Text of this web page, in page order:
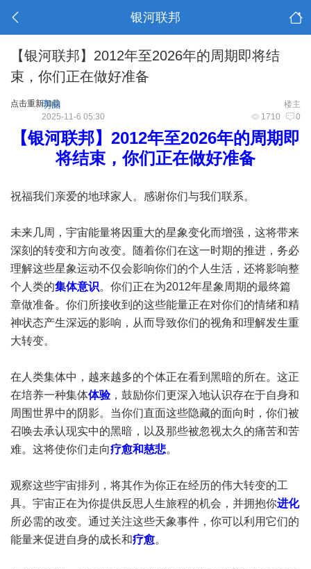
银河联邦
【银河联邦】2012年至2026年的周期即将结
束，你们正在做好准备
点击重新加载 楼主
明曲
1710 0
2025-11-6 05:30
【银河联邦】2012年至2026年的周期即
将结束，你们正在做好准备
祝福我们亲爱的地球家人。感谢你们与我们联系。
未来几周，宇宙能量将因重大的星象变化而增强，这将带来
深刻的转变和方向改变。随着你们在这一时期的推进，务必
理解这些星象运动不仅会影响你们的个人生活，还将影响整
个人类的集体意识。你们正在为2012年星象周期的最终篇
章做准备。你们所接收到的这些能量正在对你们的情绪和精
神状态产生深远的影响，从而导致你们的视角和理解发生重
大转变。
在人类集体中，越来越多的个体正在看到黑暗的所在。这正
在培养一种集体体验，鼓励你们更深入地认识存在于自身和
周围世界中的阴影。当你们直面这些隐藏的面向时，你们被
召唤去承认现实中的黑暗，以及那些被忽视太久的痛苦和苦
难。这将使你们走向疗愈和慈悲。
观察这些宇宙排列，将其作为你正在经历的伟大转变的工
具。宇宙正在为你提供反思人生旅程的机会，并拥抱你进化
所必需的改变。通过关注这些天象事件，你可以利用它们的
能量来促进自身的成长和疗愈。